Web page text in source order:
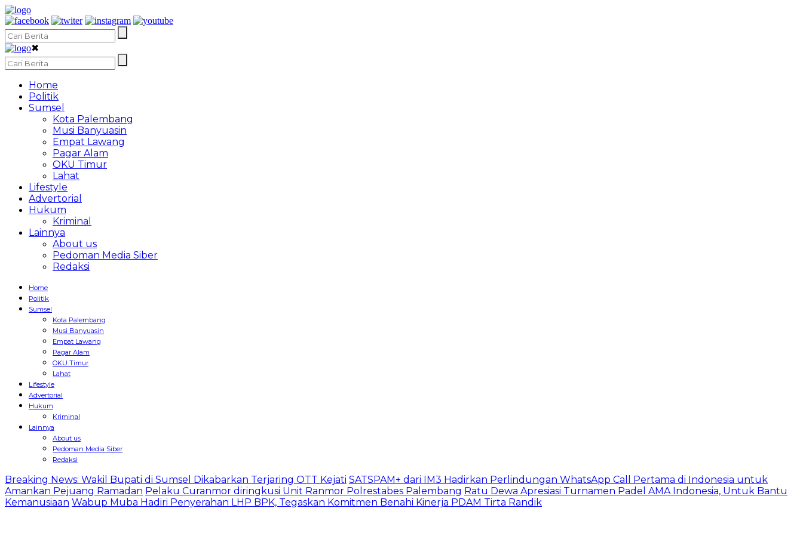
✖
Home
Politik
Sumsel
Kota Palembang
Musi Banyuasin
Empat Lawang
Pagar Alam
OKU Timur
Lahat
Lifestyle
Advertorial
Hukum
Kriminal
Lainnya
About us
Pedoman Media Siber
Redaksi
Home
Politik
Sumsel
Kota Palembang
Musi Banyuasin
Empat Lawang
Pagar Alam
OKU Timur
Lahat
Lifestyle
Advertorial
Hukum
Kriminal
Lainnya
About us
Pedoman Media Siber
Redaksi
Breaking News: Wakil Bupati di Sumsel Dikabarkan Terjaring OTT Kejati SATSPAM+ dari IM3 Hadirkan Perlindungan WhatsApp Call Pertama di Indonesia untuk
Amankan Pejuang Ramadan Pelaku Curanmor diringkusi Unit Ranmor Polrestabes Palembang Ratu Dewa Apresiasi Turnamen Padel AMA Indonesia, Untuk Bantu
Kemanusiaan Wabup Muba Hadiri Penyerahan LHP BPK, Tegaskan Komitmen Benahi Kinerja PDAM Tirta Randik